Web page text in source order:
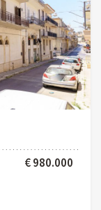
€ 980.000